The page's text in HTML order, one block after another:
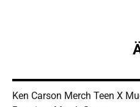
Ken Carson Merch Teen X